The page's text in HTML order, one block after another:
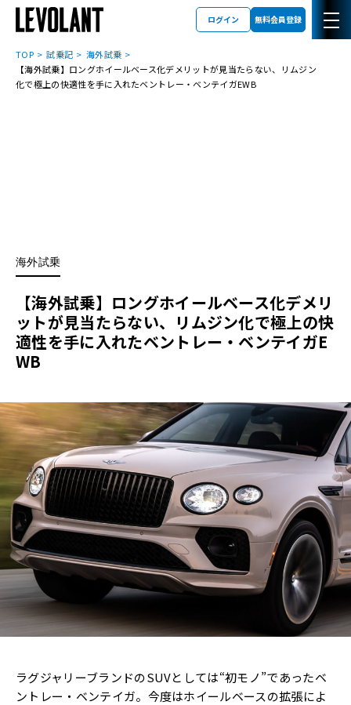
ログイン 無料会員登録
TOP 試乗記
海外試乗
【海外試乗】ロングホイールベース化デメリットが見当たらない、リムジン
化で極上の快適性を手に入れたベントレー・ベンテイガEWB
海外試乗
【海外試乗】ロングホイールベース化デメリ
ットが見当たらない、リムジン化で極上の快
適性を手に入れたベントレー・ベンテイガE
WB
ラグジャリーブランドのSUVとしては“初モノ”であったベ
ントレー・ベンテイガ。今度はホイールベースの拡張によ